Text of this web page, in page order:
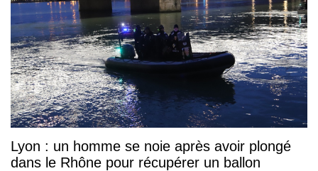
Lyon : un homme se noie après avoir plongé
dans le Rhône pour récupérer un ballon